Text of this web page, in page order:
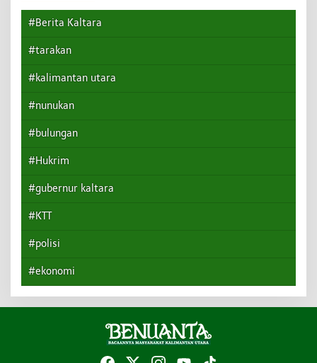
#Berita Kaltara
#tarakan
#kalimantan utara
#nunukan
#bulungan
#Hukrim
#gubernur kaltara
#KTT
#polisi
#ekonomi